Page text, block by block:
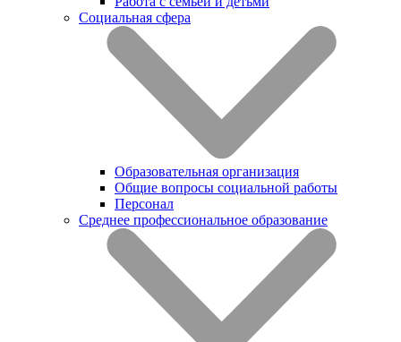
Социальная сфера
Образовательная организация
Общие вопросы социальной работы
Персонал
Среднее профессиональное образование